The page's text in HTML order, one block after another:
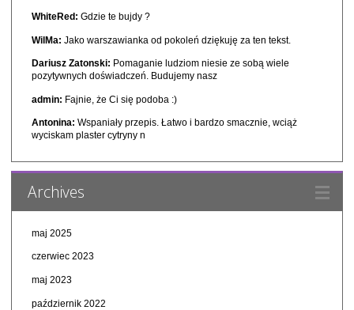
WhiteRed: Gdzie te bujdy ?
WilMa: Jako warszawianka od pokoleń dziękuję za ten tekst.
Dariusz Zatonski: Pomaganie ludziom niesie ze sobą wiele
pozytywnych doświadczeń. Budujemy nasz
admin: Fajnie, że Ci się podoba :)
Antonina: Wspaniały przepis. Łatwo i bardzo smacznie, wciąż
wyciskam plaster cytryny n
Archives
maj 2025
czerwiec 2023
maj 2023
październik 2022